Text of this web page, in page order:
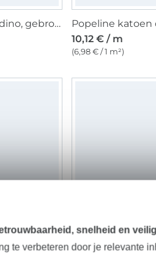
Katoenjersey dino, gebroken wit
10,12 € / m
(6,98 € / 1 m²)
19,27 € / m
(12,85 € / 1 m²)
snelheid en
te verbeteren door je relevante